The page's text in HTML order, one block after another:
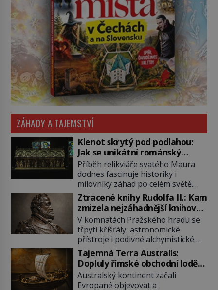
ZÁHADY A TAJEMSTVÍ
Klenot skrytý pod podlahou:
Jak se unikátní románský
poklad dostal do zapadlého
Bečova?
Příběh relikviáře svatého Maura
dodnes fascinuje historiky i
milovníky záhad po celém světě.
Tato románská zlatnická památka
ze 13. století je po českých
korunovačních klenotech druhým
nejcennějším movitým majetkem v
České republice. Přestože byl
klenot v roce 1985 po dramatickém
pátrání kriminalistů úspěšně
nalezen, jeho minulost stále
obestírá hustá mlha. Otázky, jak
přesně se tato […]
Ztracené knihy Rudolfa II.: Kam
zmizela nejzáhadnější knihovna
Evropy?
V komnatách Pražského hradu se
třpytí křišťály, astronomické
přístroje i podivné alchymistické
rukopisy. Císař Rudolf II.
shromažďuje vše, co souvisí s
tajemstvím přírody, hvězd i
lidského poznání. Jenže po jeho
Tajemná Terra Australis:
Dopluly římské obchodní lodě
až do Austrálie?
Australský kontinent začali
Evropané objevovat a